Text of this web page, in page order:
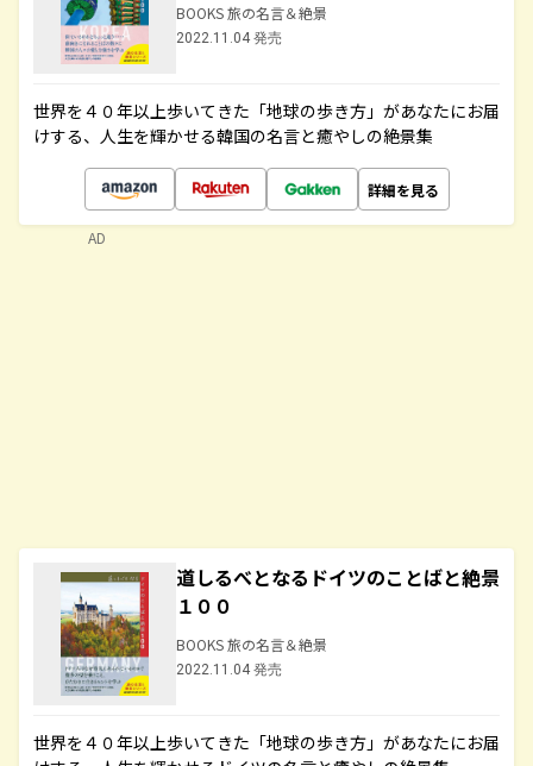
BOOKS 旅の名言＆絶景
2022.11.04 発売
世界を４０年以上歩いてきた「地球の歩き方」があなたにお届
けする、人生を輝かせる韓国の名言と癒やしの絶景集
詳細を見る
道しるべとなるドイツのことばと絶景
１００
BOOKS 旅の名言＆絶景
2022.11.04 発売
世界を４０年以上歩いてきた「地球の歩き方」があなたにお届
AD